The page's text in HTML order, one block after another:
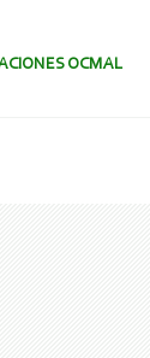
OCMAL